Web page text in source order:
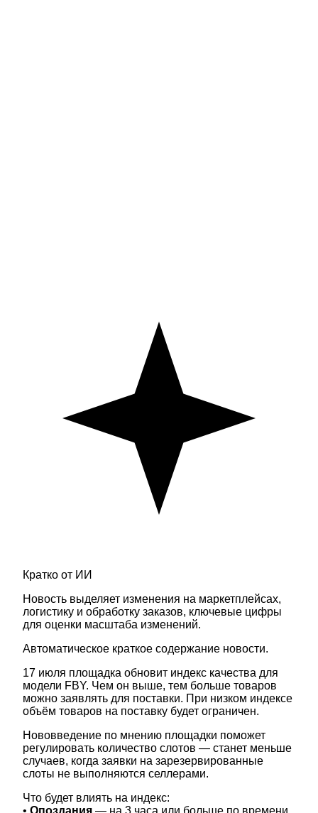
Кратко от ИИ
Новость выделяет изменения на маркетплейсах,
логистику и обработку заказов, ключевые цифры
для оценки масштаба изменений.
Автоматическое краткое содержание новости.
17 июля площадка обновит индекс качества для
модели FBY. Чем он выше, тем больше товаров
можно заявлять для поставки. При низком индексе
объём товаров на поставку будет ограничен.
Нововведение по мнению площадки поможет
регулировать количество слотов — станет меньше
случаев, когда заявки на зарезервированные
слоты не выполняются селлерами.
Что будет влиять на индекс: